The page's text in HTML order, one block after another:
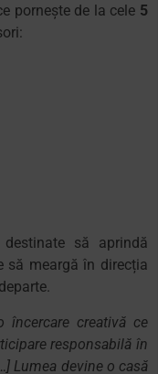
pornește de la cele 5
să aprindă
să meargă în direcția
încercare creativă ce
responsabilă în
Lumea devine o casă